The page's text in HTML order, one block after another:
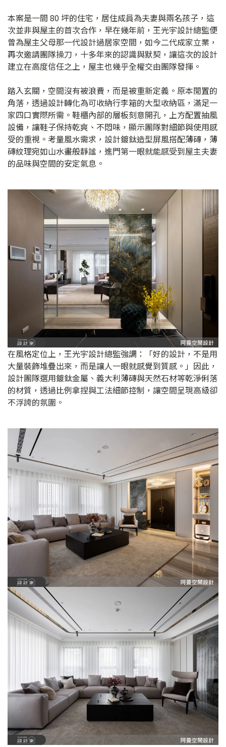
本案是一間 80 坪的住宅，居住成員為夫妻與兩名孩子，這
次並非與屋主的首次合作，早在幾年前，王光宇設計總監便
曾為屋主父母那一代設計過居家空間，如今二代成家立業，
再次邀請團隊操刀，十多年來的認識與默契，讓這次的設計
建立在高度信任之上，屋主也幾乎全權交由團隊發揮。
踏入玄關，空間沒有被浪費，而是被重新定義。原本閒置的
角落，透過設計轉化為可收納行李箱的大型收納區，滿足一
家四口實際所需。鞋櫃內部的層板刻意開孔，上方配置抽風
設備，讓鞋子保持乾爽、不悶味，顯示團隊對細節與使用感
受的重視。考量風水需求，設計鍍鈦造型屏風搭配薄磚，薄
磚紋理宛如山水畫般靜謐，進門第一眼就能感受到屋主夫妻
的品味與空間的安定氣息。
在風格定位上，王光宇設計總監強調：「好的設計，不是用
大量裝飾堆疊出來，而是讓人一眼就感覺到質感。」因此，
設計團隊選用鍍鈦金屬、義大利薄磚與天然石材等乾淨俐落
的材質，透過比例拿捏與工法細節控制，讓空間呈現高級卻
不浮誇的氛圍。